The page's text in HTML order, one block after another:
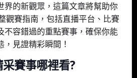
界的新觀眾，這篇文章將幫助你
觀賽指南，包括直播平台、比賽
不容錯過的重點賽事，確保你能
見證精彩瞬間！
賽事哪裡看?